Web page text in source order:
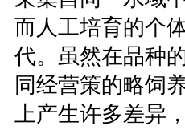
而人工培育的个
代。虽然在品种
同经营策的略饲
上产生许多差异